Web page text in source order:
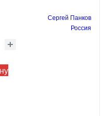
Сергей Панков
Россия